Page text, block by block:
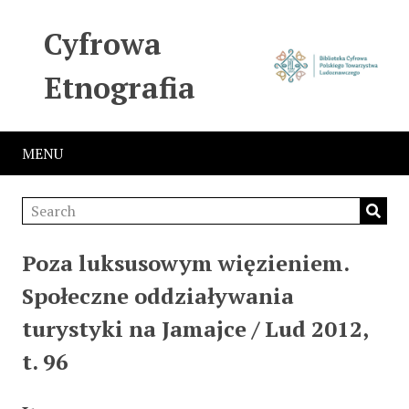
Cyfrowa
Etnografia
MENU
Poza luksusowym więzieniem.
Społeczne oddziaływania
turystyki na Jamajce / Lud 2012,
t. 96